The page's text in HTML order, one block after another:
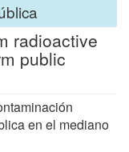
radioactive
public
en el mediano